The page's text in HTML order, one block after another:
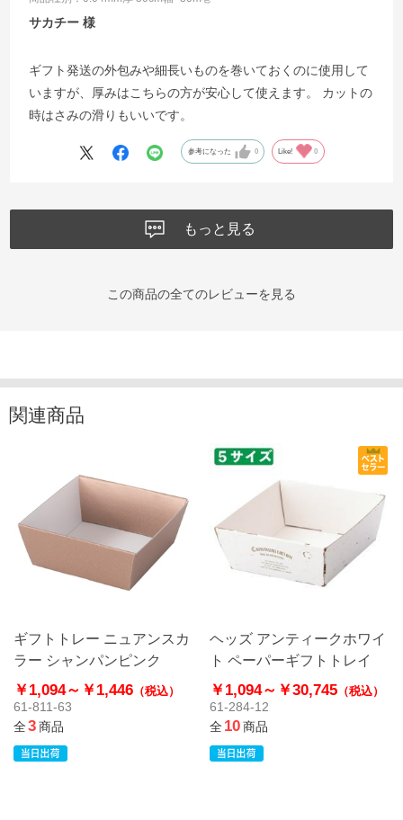
サカチー
ギフト発送の外包みや細長いものを巻いておくのに使用して
いますが、厚みはこちらの方が安心して使えます。 カットの
時はさみの滑りもいいです。
参考になった 0 Like! 0
もっと見る
この商品の全てのレビューを見る
関連商品
ギフトトレー ニュアンスカ
ラー シャンパンピンク
￥1,094～ ￥1,446 （税込）
61-811-63
全3商品
ヘッズ アンティークホワイ
ト ペーパーギフトトレイ
￥1,094～ ￥30,745 （税込）
61-284-12
全10商品